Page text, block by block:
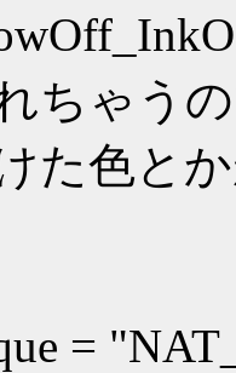
ちゃう
た色と
=